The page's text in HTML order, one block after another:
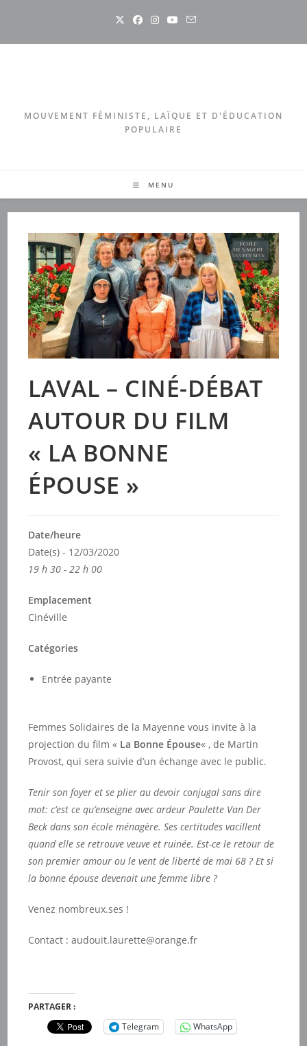
content
MOUVEMENT FÉMINISTE, LAÏQUE ET D'ÉDUCATION
POPULAIRE
MENU
LAVAL – CINÉ-DÉBAT
AUTOUR DU FILM
« LA BONNE
ÉPOUSE »
Date/heure
Date(s) - 12/03/2020
19 h 30 - 22 h 00
Emplacement
Cinéville
Catégories
Entrée payante
Femmes Solidaires de la Mayenne vous invite à la
projection du film « La Bonne Épouse« , de Martin
Provost, qui sera suivie d’un échange avec le public.
Tenir son foyer et se plier au devoir conjugal sans dire
mot: c’est ce qu’enseigne avec ardeur Paulette Van Der
Beck dans son école ménagère. Ses certitudes vacillent
quand elle se retrouve veuve et ruinée. Est-ce le retour de
son premier amour ou le vent de liberté de mai 68 ? Et si
la bonne épouse devenait une femme libre ?
Venez nombreux.ses !
Contact :audouit.laurette@orange.fr
PARTAGER :
Telegram
WhatsApp